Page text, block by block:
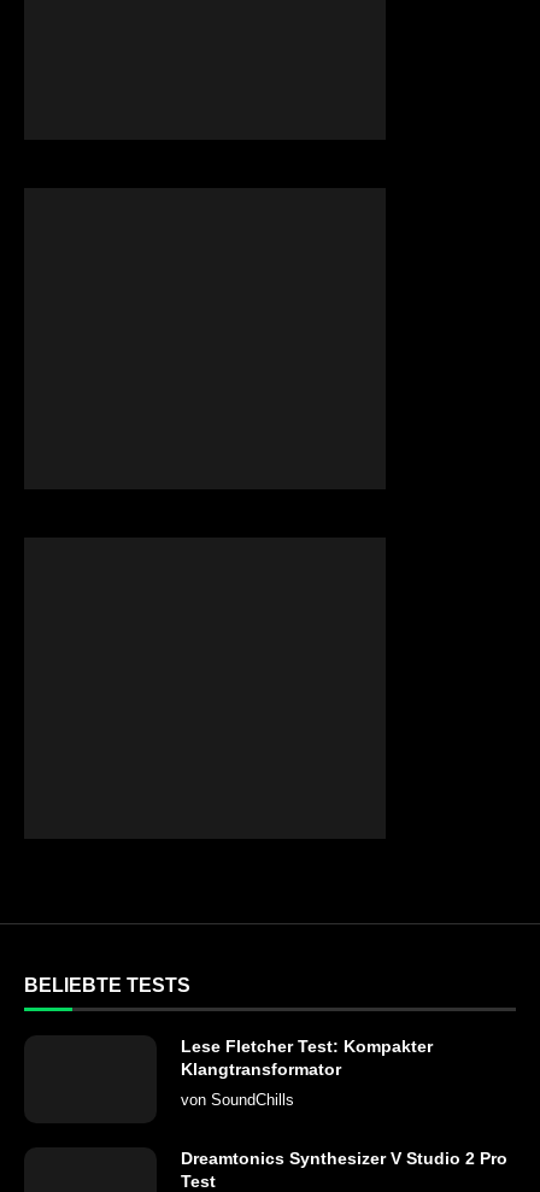
BELIEBTE TESTS
Lese Fletcher Test: Kompakter
Klangtransformator
von SoundChills
Dreamtonics Synthesizer V Studio 2 Pro
Test